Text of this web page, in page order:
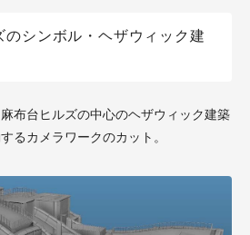
のシンボル・ヘザウィック建
布台ヒルズの中心のヘザウィック建築
るカメラワークのカット。